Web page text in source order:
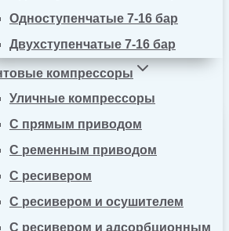
Одноступенчатые 7-16 бар
Двухступенчатые 7-16 бар
компрессоры
Уличные компрессоры
С прямым приводом
С ременным приводом
С ресивером
С ресивером и осушителем
С ресивером и адсорбционным